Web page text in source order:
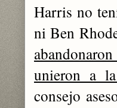
Harris no
ni Ben
unieron a
consejo